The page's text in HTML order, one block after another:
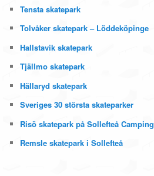
Tensta skatepark
Tolvåker skatepark – Löddeköpinge
Hallstavik skatepark
Tjällmo skatepark
Hällaryd skatepark
Sveriges 30 största skateparker
Risö skatepark på Sollefteå Camping
Remsle skatepark i Sollefteå